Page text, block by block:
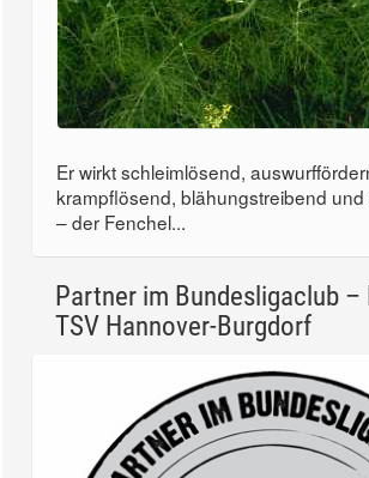
Er wirkt schleimlösend,
krampflösend, blähungstreibend
– der Fenchel...
Partner im Bundesligaclub –
TSV Hannover-Burgdorf